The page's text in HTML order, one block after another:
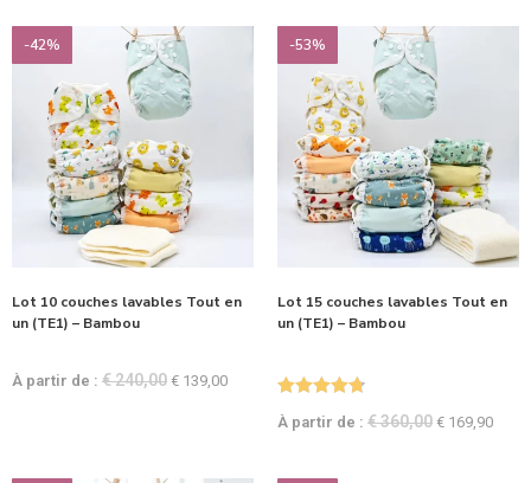
-42%
Lot 10 couches lavables Tout en
un (TE1) – Bambou
À partir de : €240,00 € 139,00
-53%
Lot 15 couches lavables Tout en
un (TE1) – Bambou
sur 5
À partir de : €360,00 € 169,90